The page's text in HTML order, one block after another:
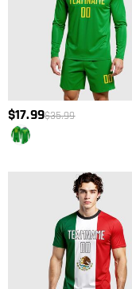
$17.99$35.99